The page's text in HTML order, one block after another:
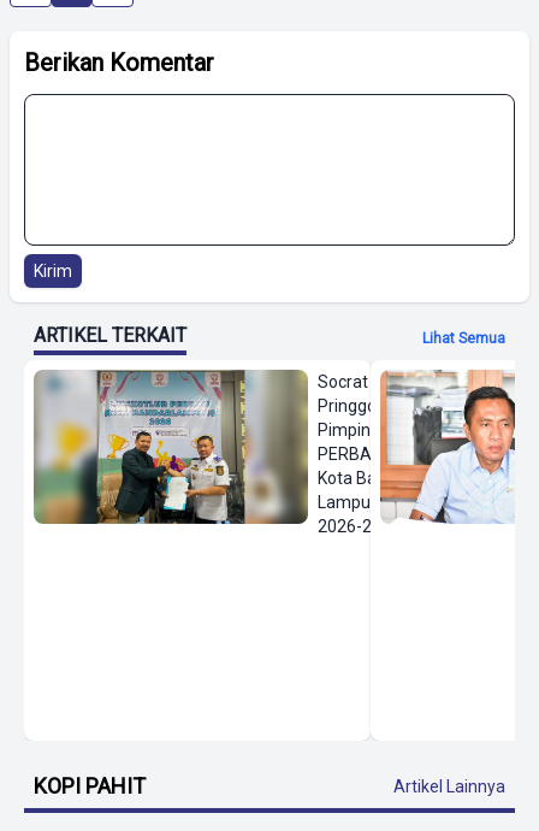
Berikan Komentar
Kirim
ARTIKEL TERKAIT Lihat Semua
Socrat
Pringgodanu
Pimpin
PERBASI
Kota Bandar
Lampung
2026-2030
KOPI PAHIT Artikel Lainnya